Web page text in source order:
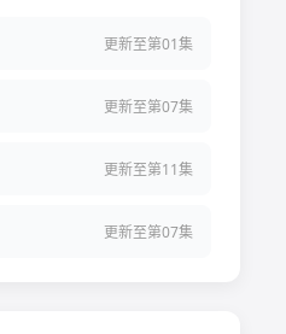
更新至第01集
更新至第07集
更新至第11集
更新至第07集